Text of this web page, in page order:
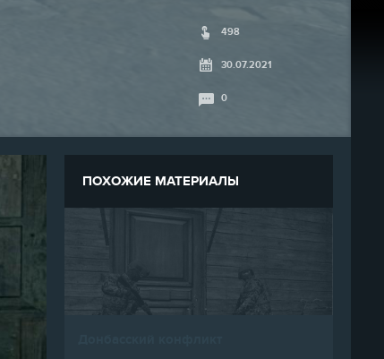
498
30.07.2021
0
ПОХОЖИЕ МАТЕРИАЛЫ